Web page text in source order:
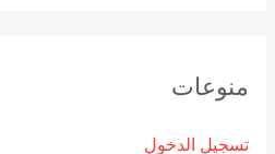
منوعات
تسجيل الدخول